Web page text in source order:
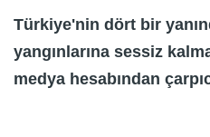
Türkiye'nin dört bir
yangınlarına sessiz
medya hesabından